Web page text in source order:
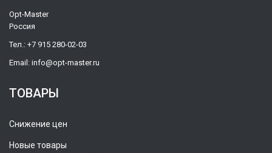
Opt-Master
Россия
Тел.: +7 915 280-02-03
Email: info@opt-master.ru
ТОВАРЫ
Снижение цен
Новые товары